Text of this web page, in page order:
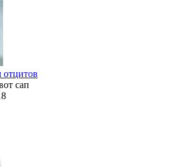
сап